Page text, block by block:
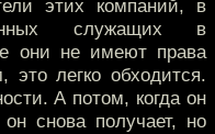
этих компаний, в
служащих в
они не имеют права
легко обходится.
А потом, когда он
снова получает, но